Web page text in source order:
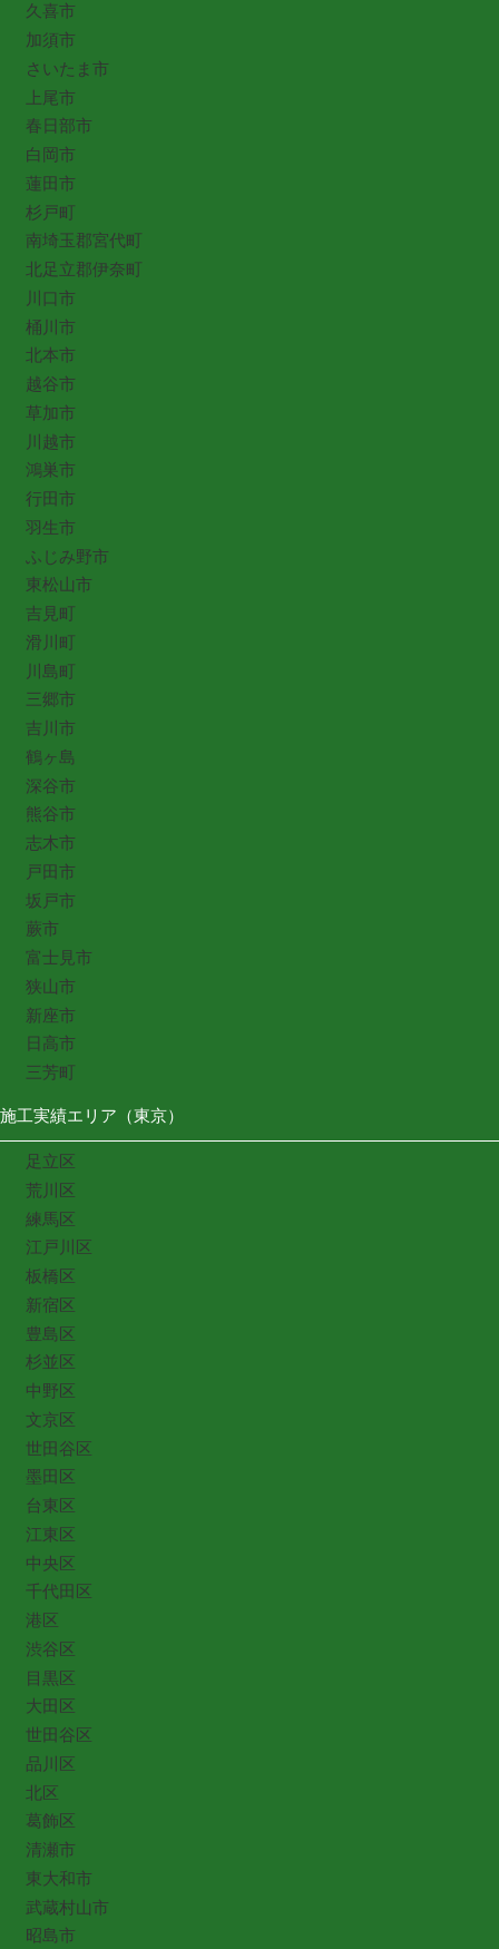
久喜市
加須市
さいたま市
上尾市
春日部市
白岡市
蓮田市
杉戸町
南埼玉郡宮代町
北足立郡伊奈町
川口市
桶川市
北本市
越谷市
草加市
川越市
鴻巣市
行田市
羽生市
ふじみ野市
東松山市
吉見町
滑川町
川島町
三郷市
吉川市
鶴ヶ島
深谷市
熊谷市
志木市
戸田市
坂戸市
蕨市
富士見市
狭山市
新座市
日高市
三芳町
施工実績エリア（東京）
足立区
荒川区
練馬区
江戸川区
板橋区
新宿区
豊島区
杉並区
中野区
文京区
世田谷区
墨田区
台東区
江東区
中央区
千代田区
港区
渋谷区
目黒区
大田区
世田谷区
品川区
北区
葛飾区
清瀬市
東大和市
武蔵村山市
昭島市